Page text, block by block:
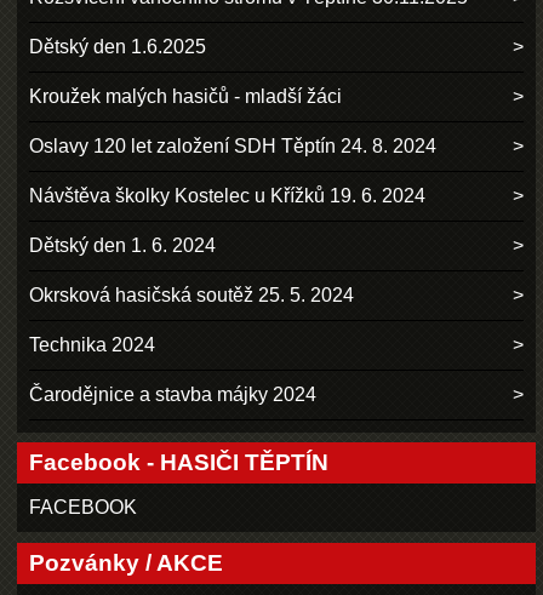
Dětský den 1.6.2025
Kroužek malých hasičů - mladší žáci
Oslavy 120 let založení SDH Těptín 24. 8. 2024
Návštěva školky Kostelec u Křížků 19. 6. 2024
Dětský den 1. 6. 2024
Okrsková hasičská soutěž 25. 5. 2024
Technika 2024
Čarodějnice a stavba májky 2024
Facebook - HASIČI TĚPTÍN
FACEBOOK
Pozvánky / AKCE